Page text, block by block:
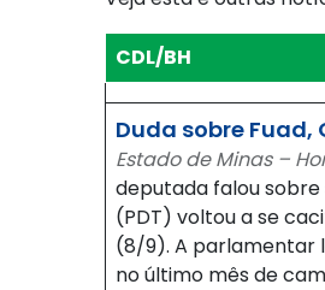
CDL/BH
Duda sobre Fuad,
Estado de Minas –
deputada falou
(PDT) voltou a se
(8/9). A parlamentar
no último mês de